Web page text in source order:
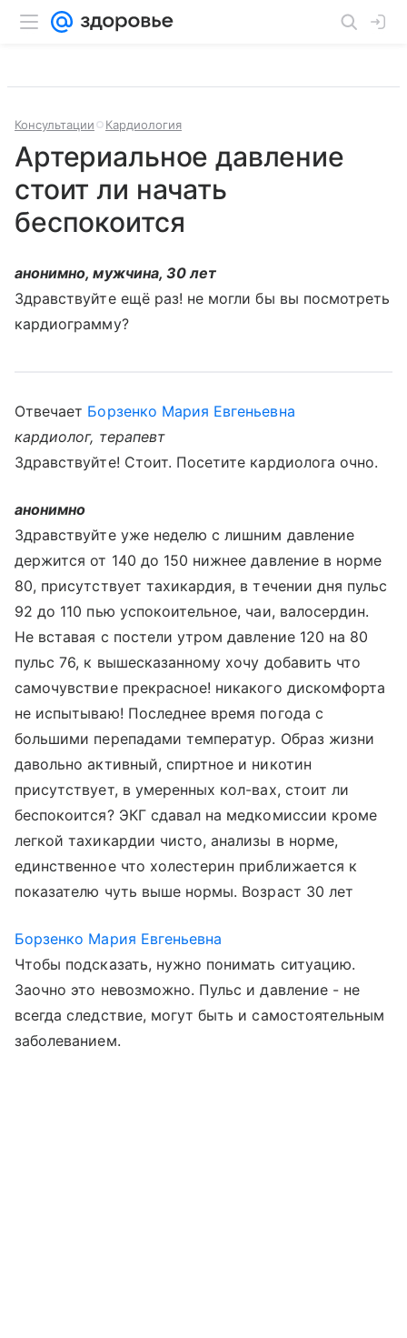
Консультации Кардиология
Артериальное давление
стоит ли начать
беспокоится
анонимно, мужчина, 30 лет
Здравствуйте ещё раз! не могли бы вы посмотреть
кардиограмму?
Отвечает Борзенко Мария Евгеньевна
кардиолог, терапевт
Здравствуйте! Стоит. Посетите кардиолога очно.
анонимно
Здравствуйте уже неделю с лишним давление
держится от 140 до 150 нижнее давление в норме
80, присутствует тахикардия, в течении дня пульс
92 до 110 пью успокоительное, чаи, валосердин.
Не вставая с постели утром давление 120 на 80
пульс 76, к вышесказанному хочу добавить что
самочувствие прекрасное! никакого дискомфорта
не испытываю! Последнее время погода с
большими перепадами температур. Образ жизни
давольно активный, спиртное и никотин
присутствует, в умеренных кол-вах, стоит ли
беспокоится? ЭКГ сдавал на медкомиссии кроме
легкой тахикардии чисто, анализы в норме,
единственное что холестерин приближается к
показателю чуть выше нормы. Возраст 30 лет
Борзенко Мария Евгеньевна
Чтобы подсказать, нужно понимать ситуацию.
Заочно это невозможно. Пульс и давление - не
всегда следствие, могут быть и самостоятельным
заболеванием.